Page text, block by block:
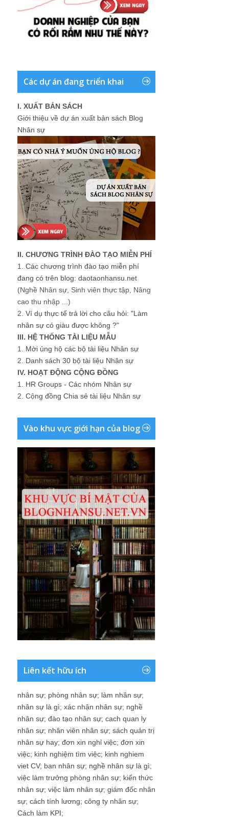
Các dự án đang triển khai
I. XUẤT BẢN SÁCH
Giới thiệu về dự án xuất bản sách Blog
Nhân sự
II. CHƯƠNG TRÌNH ĐÀO TẠO MIỄN PHÍ
1. Các chương trình đào tạo miễn phí
đang có trên blog: daotaonhansu.net
(Nghề Nhân sự, Sinh viên thực tập, Nâng
cao thu nhập ...)
2. Ví dụ thực tế trả lời cho câu hỏi: "Làm
nhân sự có giàu được không ?"
III. HỆ THỐNG TÀI LIỆU MẪU
1. Mời ủng hộ các bộ tài liệu Nhân sự
2. Danh sách 30 bộ tài liệu Nhân sự
IV. HOẠT ĐỘNG CỘNG ĐỒNG
1. HR Groups - Các nhóm Nhân sự
2. Cộng đồng Chia sẻ tài liệu Nhân sự
Vào khu vực giới hạn của blog
Liên kết hữu ích
nhân sự; phòng nhân sự; làm nhân sự;
nhân sự là gì; xác nhận nhân sự; nghề
nhân sự; đào tạo nhân sự; cach quan ly
nhân sự; nhân viên nhân sự; sách quản trị
nhân sự hay; đơn xin nghỉ việc; đơn xin
việc; kinh nghiệm tìm việc; kinh nghiem
viet CV; ban nhân sự; nghề nhân sự là gì;
việc làm trưởng phòng nhân sự; kiến thức
nhân sự; việc làm nhân sự; giám đốc nhân
sự; cách tính lương; công ty nhân sự;
Cách làm KPI;